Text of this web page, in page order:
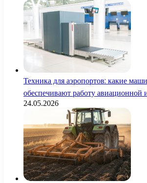
Техника для аэропортов: какие
обеспечивают работу авиационной
24.05.2026